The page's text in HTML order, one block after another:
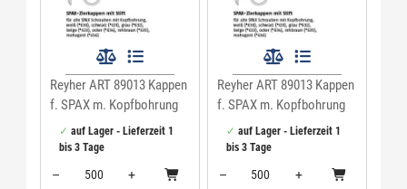
Reyher ART 89013 Kappen
f. SPAX m. Kopfbohrung
beige Kunstst VE=S
auf Lager - Lieferzeit 1
bis 3 Tage
–
+
Reyher ART 89013 Kappen
f. SPAX m. Kopfbohrung
mahagoni Kunstst VE=S
auf Lager - Lieferzeit 1
bis 3 Tage
–
+